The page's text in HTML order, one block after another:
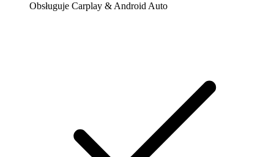
Obsługuje Carplay & Android Auto